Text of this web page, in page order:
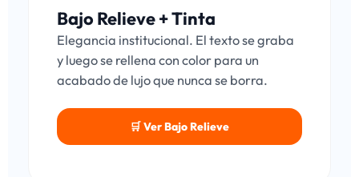
Bajo Relieve + Tinta
Elegancia institucional. El texto se graba
y luego se rellena con color para un
acabado de lujo que nunca se borra.
🛒 Ver Bajo Relieve